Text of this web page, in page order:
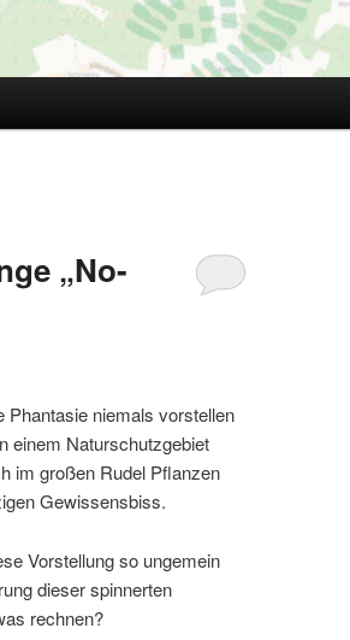
„No-
Phantasie niemals vorstellen
einem Naturschutzgebiet
im großen Rudel Pflanzen
Gewissensbiss.
Vorstellung so ungemein
dieser spinnerten
rechnen?